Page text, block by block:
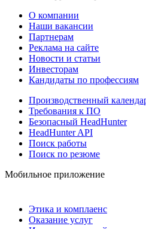
О компании
Наши вакансии
Партнерам
Реклама на сайте
Новости и статьи
Инвесторам
Кандидаты по профессиям
Производственный
Требования к ПО
Безопасный HeadHunter
HeadHunter API
Поиск работы
Поиск по резюме
Мобильное приложение
Этика и комплаенс
Оказание услуг